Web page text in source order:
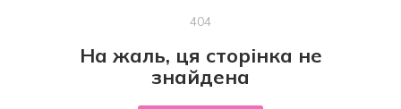
404
На жаль, ця сторінка не
знайдена